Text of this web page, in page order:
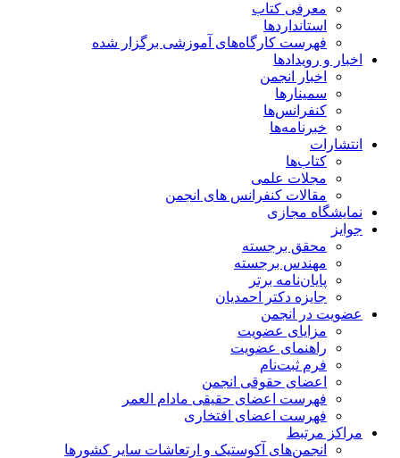
معرفی کتاب
استانداردها
فهرست کارگاه‌های آموزشی برگزار شده
اخبار و رویدادها
اخبار انجمن
سمینارها
کنفرانس‌ها
خبرنامه‌ها
انتشارات
کتاب‌ها
مجلات علمی
مقالات کنفرانس های انجمن
نمایشگاه مجازی
جوایز
محقق برجسته
مهندس برجسته
پایان‌نامه برتر
جایزه دکتر احمدیان
عضویت در انجمن
مزایای عضویت
راهنمای عضویت
فرم ثبت‌نام
اعضای حقوقی انجمن
فهرست اعضای حقیقی مادام‌ العمر
فهرست اعضای افتخاری
مراکز مرتبط
انجمن‌های آکوستیک و ارتعاشات سایر کشورها